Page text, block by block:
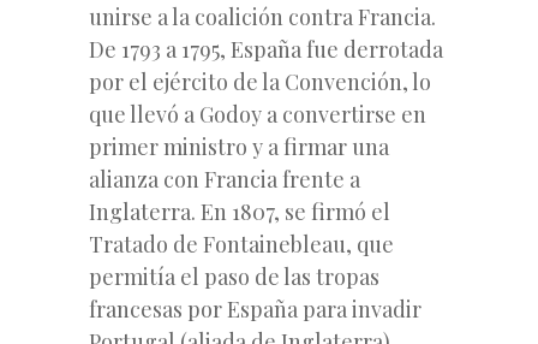
unirse a la coalición contra Francia.
De 1793 a 1795, España fue derrotada
por el ejército de la Convención, lo
que llevó a Godoy a convertirse en
primer ministro y a firmar una
alianza con Francia frente a
Inglaterra. En 1807, se firmó el
Tratado de Fontainebleau, que
permitía el paso de las tropas
francesas por España para invadir